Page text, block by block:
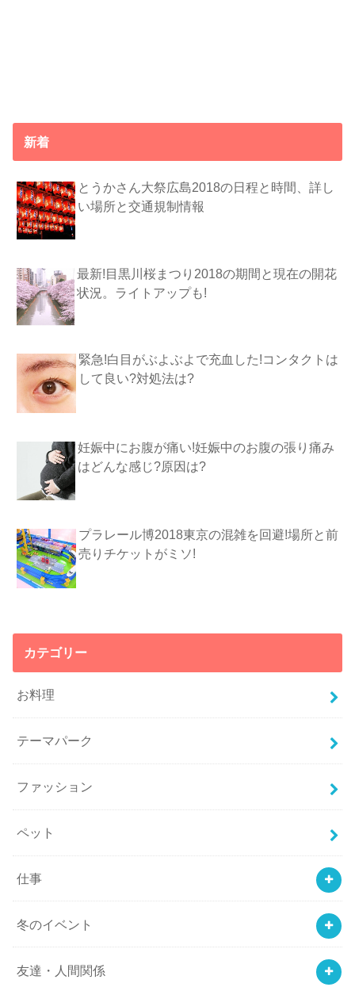
新着
とうかさん大祭広島2018の日程と時間、詳し
い場所と交通規制情報
最新!目黒川桜まつり2018の期間と現在の開花
状況。ライトアップも!
緊急!白目がぶよぶよで充血した!コンタクトは
して良い?対処法は?
妊娠中にお腹が痛い!妊娠中のお腹の張り痛み
はどんな感じ?原因は?
プラレール博2018東京の混雑を回避!場所と前
売りチケットがミソ!
カテゴリー
お料理
テーマパーク
ファッション
ペット
仕事
冬のイベント
友達・人間関係